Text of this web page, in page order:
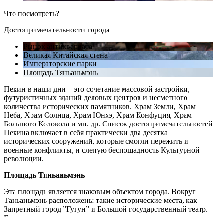
Что посмотреть?
Достопримечательности города
Рынок антиквариата
Великая Китайская стена
Императорские парки
Площадь Тяньаньмэнь
Пекин в наши дни – это сочетание массовой застройки,
футуристичных зданий деловых центров и несметного
количества исторических памятников. Храм Земли, Храм
Неба, Храм Солнца, Храм Юнхэ, Храм Конфуция, Храм
Большого Колокола и мн. др. Список достопримечательностей
Пекина включает в себя практически два десятка
исторических сооружений, которые смогли пережить и
военные конфликты, и слепую беспощадность Культурной
революции.
Площадь Тяньаньмэнь
Эта площадь является знаковым объектом города. Вокруг
Таньаньмэнь расположены такие исторические места, как
Запретный город ”Гугун” и Большой государственный театр.